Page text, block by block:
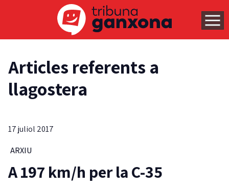
Articles referents a
llagostera
17 juliol 2017
ARXIU
A 197 km/h per la C-35